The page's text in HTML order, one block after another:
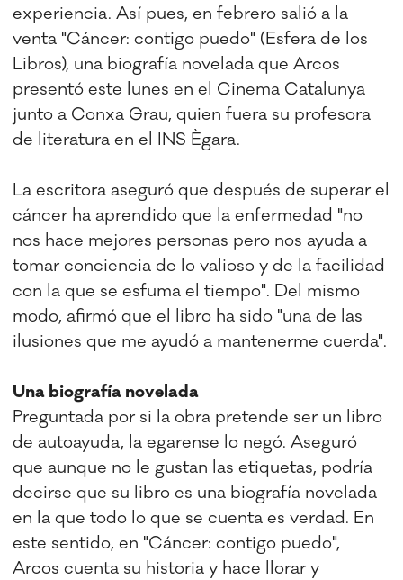
experiencia. Así pues, en febrero salió a la
venta "Cáncer: contigo puedo" (Esfera de los
Libros), una biografía novelada que Arcos
presentó este lunes en el Cinema Catalunya
junto a Conxa Grau, quien fuera su profesora
de literatura en el INS Ègara.
La escritora aseguró que después de superar el
cáncer ha aprendido que la enfermedad "no
nos hace mejores personas pero nos ayuda a
tomar conciencia de lo valioso y de la facilidad
con la que se esfuma el tiempo". Del mismo
modo, afirmó que el libro ha sido "una de las
ilusiones que me ayudó a mantenerme cuerda".
Una biografía novelada
Preguntada por si la obra pretende ser un libro
de autoayuda, la egarense lo negó. Aseguró
que aunque no le gustan las etiquetas, podría
decirse que su libro es una biografía novelada
en la que todo lo que se cuenta es verdad. En
este sentido, en "Cáncer: contigo puedo",
Arcos cuenta su historia y hace llorar y